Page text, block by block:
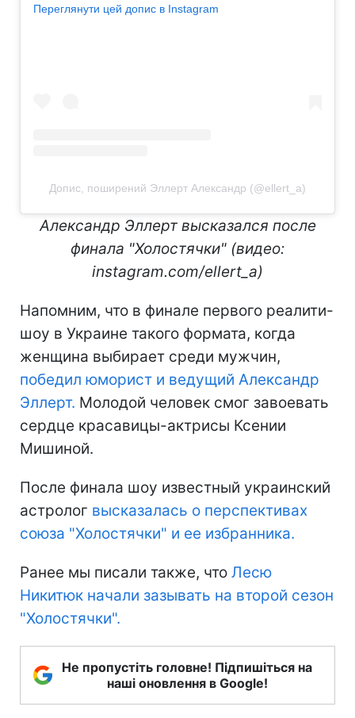
Переглянути цей допис в Instagram
Допис, поширений Эллерт Александр (@ellert_a)
Александр Эллерт высказался после
финала "Холостячки" (видео:
instagram.com/ellert_a)
Напомним, что в финале первого реалити-
шоу в Украине такого формата, когда
женщина выбирает среди мужчин,
победил юморист и ведущий Александр
Эллерт. Молодой человек смог завоевать
сердце красавицы-актрисы Ксении
Мишиной.
После финала шоу известный украинский
астролог высказалась о перспективах
союза "Холостячки" и ее избранника.
Ранее мы писали также, что Лесю
Никитюк начали зазывать на второй сезон
"Холостячки".
Не пропустіть головне! Підпишіться на
наші оновлення в Google!